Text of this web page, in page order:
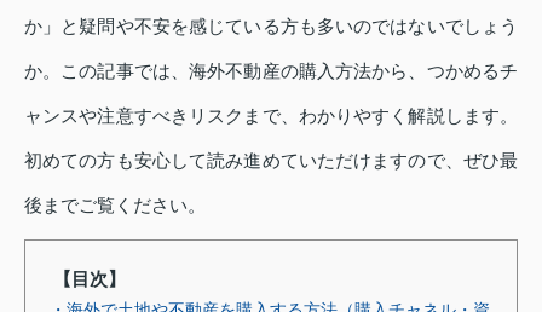
か」と疑問や不安を感じている方も多いのではないでしょう
か。この記事では、海外不動産の購入方法から、つかめるチ
ャンスや注意すべきリスクまで、わかりやすく解説します。
初めての方も安心して読み進めていただけますので、ぜひ最
後までご覧ください。
【目次】